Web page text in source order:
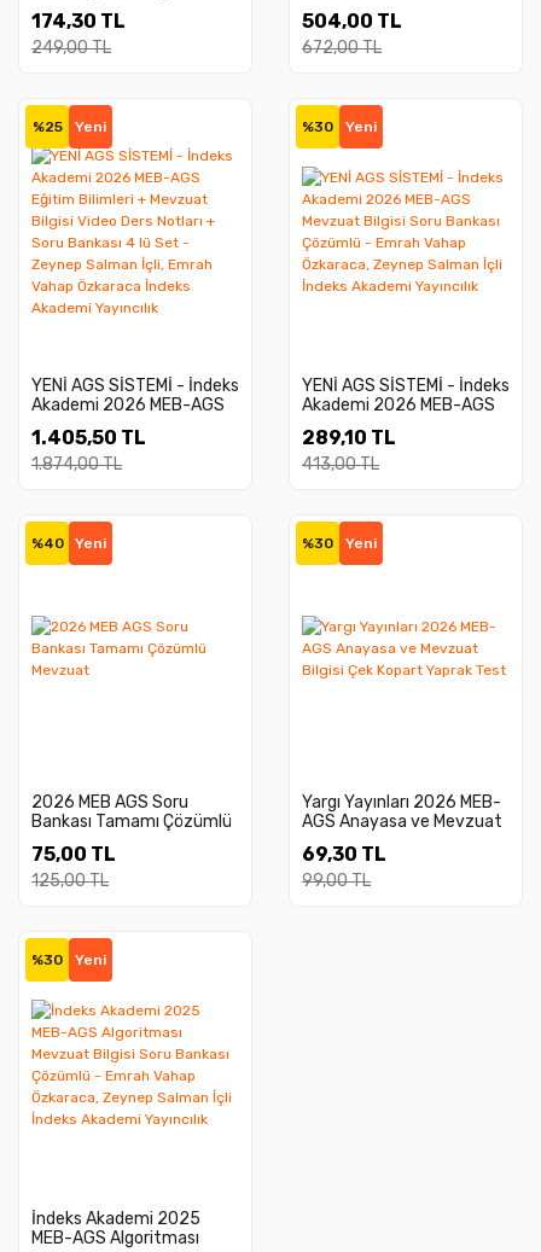
Mevzuat Tamamı Yazılı
Çözümlü 500 Soruda
174,30 TL
249,00 TL
Notları + Soru Bankası 2 li
Set - Emrah Vahap
Yayıncılık
504,00 TL
672,00 TL
%25 Yeni
YENİ AGS SİSTEMİ - İndeks
Akademi 2026 MEB-AGS
Bilgisi Video Ders Notları +
Soru Bankası 4 lü Set -
Akademi Yayıncılık
1.405,50 TL
1.874,00 TL
%30 Yeni
YENİ AGS SİSTEMİ - İndeks
Akademi 2026 MEB-AGS
Bankası Çözümlü - Emrah
Vahap Özkaraca, Zeynep
289,10 TL
413,00 TL
%40 Yeni
2026 MEB AGS Soru
Bankası Tamamı Çözümlü
75,00 TL
125,00 TL
%30 Yeni
Yargı Yayınları 2026 MEB-
AGS Anayasa ve Mevzuat
Test
69,30 TL
99,00 TL
%30 Yeni
İndeks Akademi 2025
MEB-AGS Algoritması